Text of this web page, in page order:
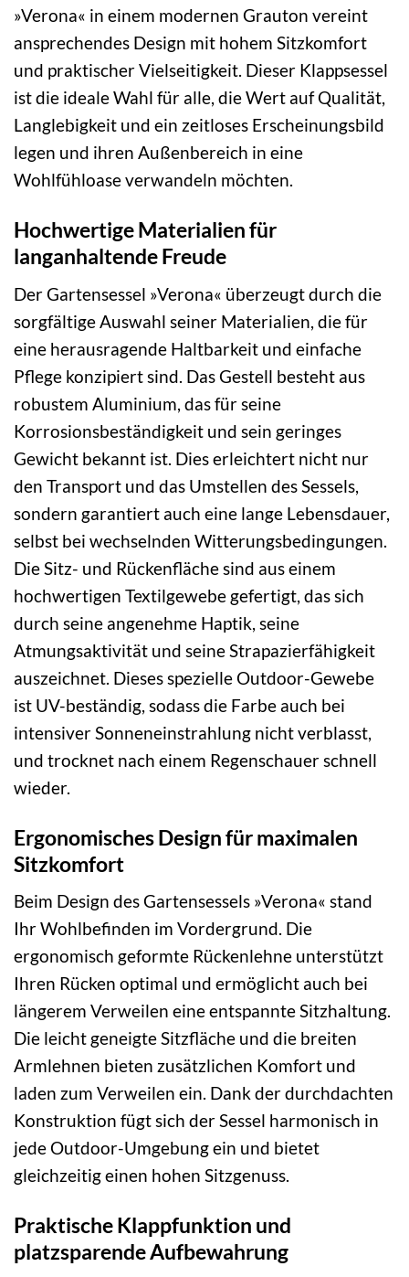
»Verona« in einem modernen Grauton vereint
ansprechendes Design mit hohem Sitzkomfort
und praktischer Vielseitigkeit. Dieser Klappsessel
ist die ideale Wahl für alle, die Wert auf Qualität,
Langlebigkeit und ein zeitloses Erscheinungsbild
legen und ihren Außenbereich in eine
Wohlfühloase verwandeln möchten.
Hochwertige Materialien für
langanhaltende Freude
Der Gartensessel »Verona« überzeugt durch die
sorgfältige Auswahl seiner Materialien, die für
eine herausragende Haltbarkeit und einfache
Pflege konzipiert sind. Das Gestell besteht aus
robustem Aluminium, das für seine
Korrosionsbeständigkeit und sein geringes
Gewicht bekannt ist. Dies erleichtert nicht nur
den Transport und das Umstellen des Sessels,
sondern garantiert auch eine lange Lebensdauer,
selbst bei wechselnden Witterungsbedingungen.
Die Sitz- und Rückenfläche sind aus einem
hochwertigen Textilgewebe gefertigt, das sich
durch seine angenehme Haptik, seine
Atmungsaktivität und seine Strapazierfähigkeit
auszeichnet. Dieses spezielle Outdoor-Gewebe
ist UV-beständig, sodass die Farbe auch bei
intensiver Sonneneinstrahlung nicht verblasst,
und trocknet nach einem Regenschauer schnell
wieder.
Ergonomisches Design für maximalen
Sitzkomfort
Beim Design des Gartensessels »Verona« stand
Ihr Wohlbefinden im Vordergrund. Die
ergonomisch geformte Rückenlehne unterstützt
Ihren Rücken optimal und ermöglicht auch bei
längerem Verweilen eine entspannte Sitzhaltung.
Die leicht geneigte Sitzfläche und die breiten
Armlehnen bieten zusätzlichen Komfort und
laden zum Verweilen ein. Dank der durchdachten
Konstruktion fügt sich der Sessel harmonisch in
jede Outdoor-Umgebung ein und bietet
gleichzeitig einen hohen Sitzgenuss.
Praktische Klappfunktion und
platzsparende Aufbewahrung